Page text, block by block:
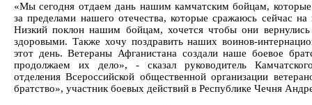
«Мы сегодня отдаем дань нашим камчатским бойцам, которые
за пределами нашего отечества, которые сражаюсь сейчас на
Низкий поклон нашим бойцам, хочется чтобы они
здоровыми. Также хочу поздравить наших воинов-
этот день. Ветераны Афганистана создали наше боевое
продолжаем их дело», - сказал руководитель
отделения Всероссийской общественной организации
братство», участник боевых действий в Республике Чечня